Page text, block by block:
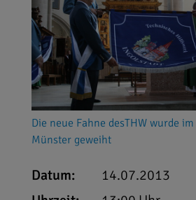
Die neue Fahne desTHW wurde
Münster geweiht
Datum:
14.07.2013